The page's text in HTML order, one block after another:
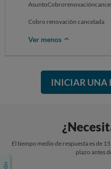
Cobro renovación cancelada
Ver menos
INICIAR UNA
El tiempo medio de respuesta es de
plazo antes